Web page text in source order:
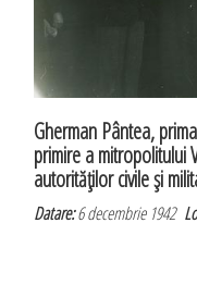
Gherman Pântea,
primire a mitropolitului
autorităţilor civile şi
Datare:6 decembrie 1942